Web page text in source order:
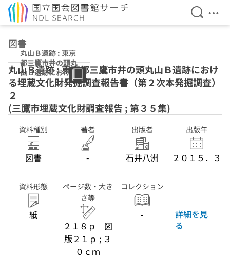
検索を
メ
図書
丸山Ｂ遺跡 : 東京
都三鷹市井の頭丸
山Ｂ遺跡における
埋蔵文化財発掘調
本発掘調査） ２
(三鷹市埋蔵文化
５集)
丸山Ｂ遺跡 : 東京都三鷹市井の頭丸山Ｂ遺跡におけ
る埋蔵文化財発掘調査報告書（第２次本発掘調査）
２
(三鷹市埋蔵文化財調査報告 ; 第３５集)
資料種別
図書
著者
-
出版者
石井八洲
出版年
２０１５．３
資料形態
紙
ページ数・大き
さ等
２１８ｐ 図
版２１ｐ ; ３
０ｃｍ
コレクション
-
詳細を見
る